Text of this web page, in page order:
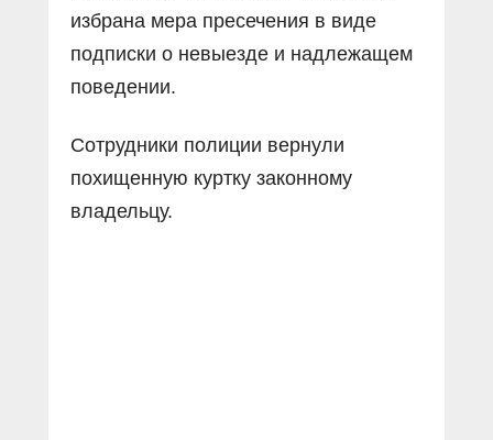
избрана мера пресечения в виде
подписки о невыезде и надлежащем
поведении.
Сотрудники полиции вернули
похищенную куртку законному
владельцу.